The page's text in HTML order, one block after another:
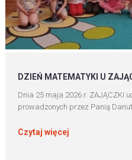
DZIEŃ MATEMATYKI U
Dnia 25 maja 2026 r. ZAJĄCZKI
prowadzonych przez Panią
Czytaj więcej